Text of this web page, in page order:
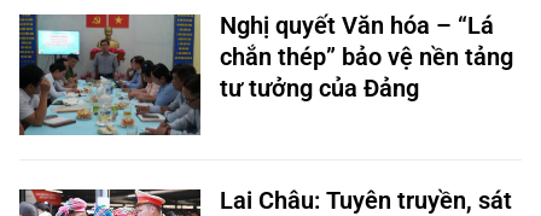
Nghị quyết Văn hóa – “Lá
chắn thép” bảo vệ nền tảng
tư tưởng của Đảng
Lai Châu: Tuyên truyền, sát